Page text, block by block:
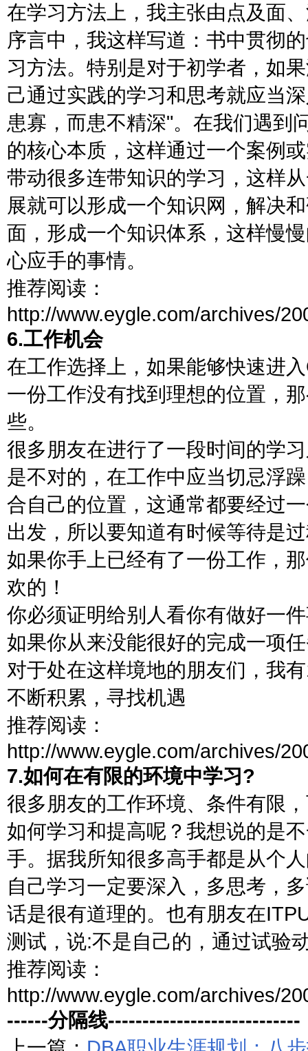
在学习方法上，我主张由点及面
序言中，我这样写道：书中贯彻
习方法。特别是对于初学者，如
己通过实践的学习和思考就应当
患寡，而患不精深"。在我们遇到
的核心本质，这样通过一个案例
带动很多连带知识的学习，这样
展就可以形成一个知识网，解决
面，形成一个知识体系，这样慢
心应手的事情。
推荐阅读：
http://www.eygle.com/archives/
6.工作机会
在工作选择上，如果能够快速进
一份工作没有找到理想的位置，
些。
很多朋友在进行了一段时间的学
是不对的，在工作中应当切忌浮
合自己的位置，这通常都要经过
出发，所以要知道有时候等待是
如果你手上已经有了一份工作，
欢的！
你必须证明给别人看你有做好一
如果你从来没能很好的完成一项
对于处在这样境地的朋友们，我
不断积累，寻找机遇
推荐阅读：
http://www.eygle.com/archives/
7.如何在有限的环境中学习?
很多朋友的工作环境、条件有限
如何学习和提高呢？我想说的是
手。据我所知很多高手都是从个
自己学习一定要深入，多思考，
话是很有道理的。也有朋友在
测试，说:不是自己的，通过试验
推荐阅读：
http://www.eygle.com/archives/
------分隔线----------------------------